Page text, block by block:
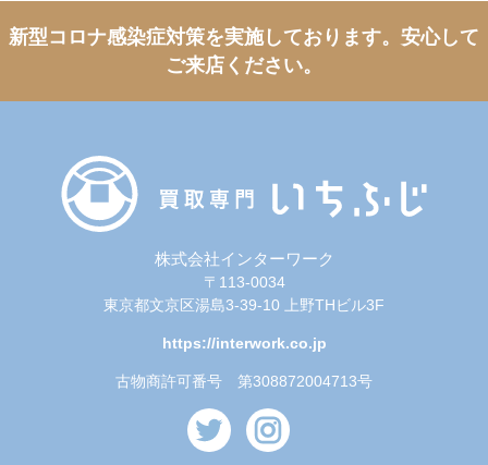
新型コロナ感染症対策を実施しております。 安心して
ご来店ください。
株式会社インターワーク
〒113-0034
東京都文京区湯島3-39-10 上野THビル3F
https://interwork.co.jp
古物商許可番号 第308872004713号